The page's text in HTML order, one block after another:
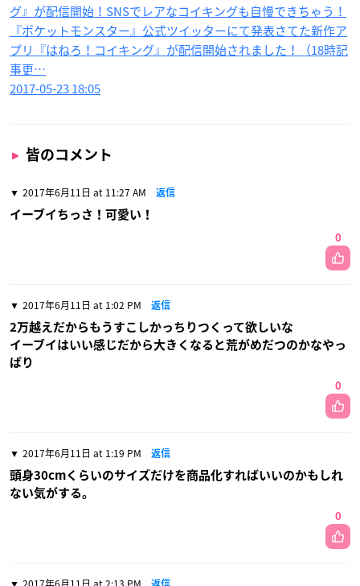
グ』が配信開始！SNSでレアなコイキングも自慢できちゃう！
『ポケットモンスター』公式ツイッターにて発表さてた新作ア
プリ『はねろ！コイキング』が配信開始されました！（18時記
事更…
2017-05-23 18:05
皆のコメント
2017年6月11日 at 11:27 AM 返信
イーブイちっさ！可愛い！
0
2017年6月11日 at 1:02 PM 返信
2万越えだからもうすこしかっちりつくって欲しいな
イーブイはいい感じだから大きくなると荒がめだつのかなやっ
ぱり
0
2017年6月11日 at 1:19 PM 返信
頭身30cmくらいのサイズだけを商品化すればいいのかもしれ
ない気がする。
0
返信